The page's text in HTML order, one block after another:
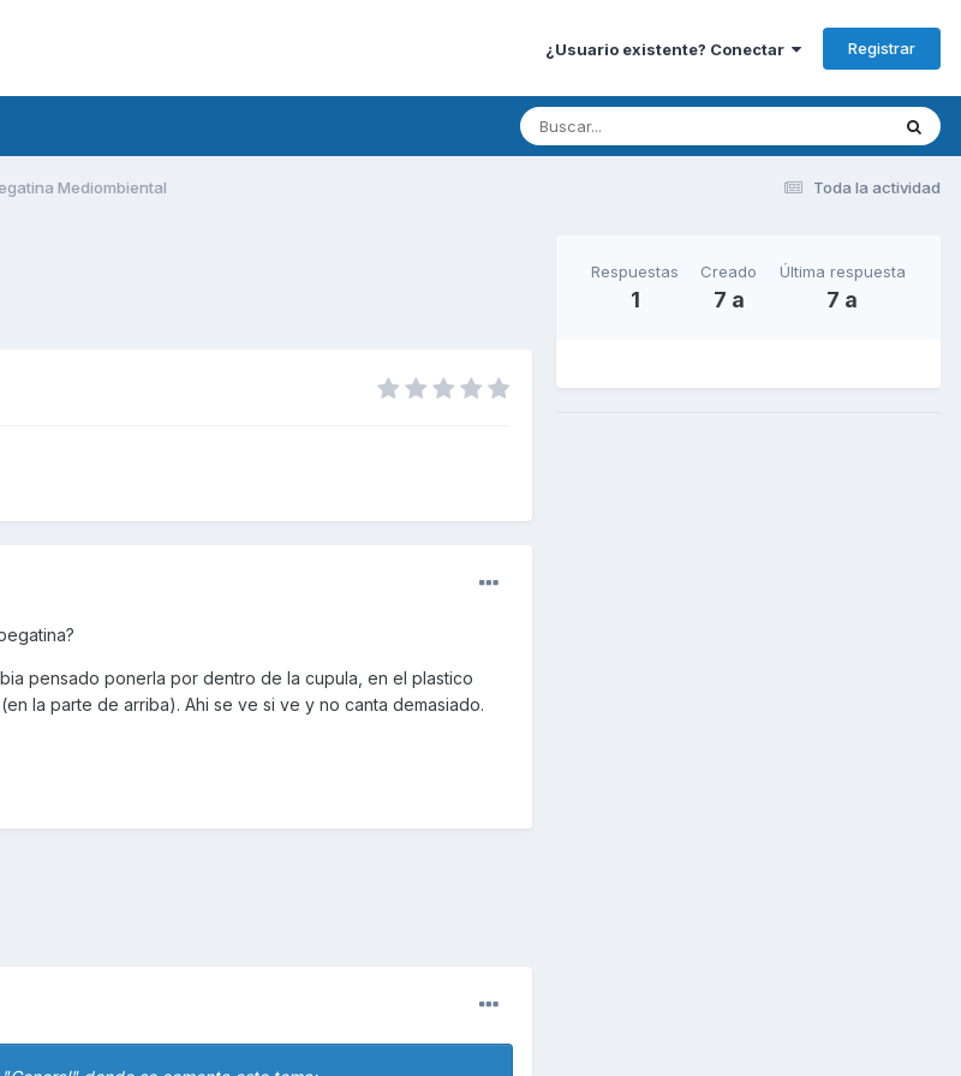
¿Usuario existente? Conectar Registrar
Toda la actividad
Mediombiental
pensado ponerla por dentro de la cupula, en el plastico
la parte de arriba). Ahi se ve si ve y no canta demasiado.
Respuestas
1
Creado
7 a
Última respuesta
7 a